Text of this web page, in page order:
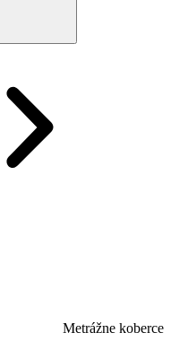
Metrážne koberce